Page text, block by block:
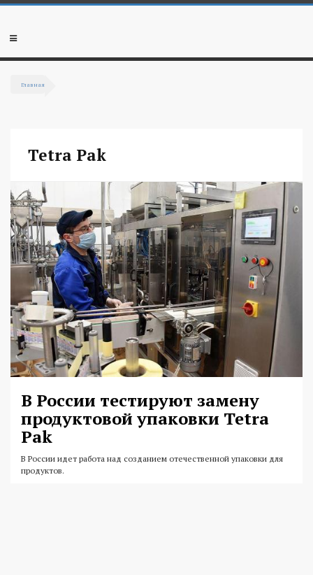
Перейти к основному содержанию
Мобильное
Главная
Tetra Pak
В России тестируют замену
продуктовой упаковки Tetra
Pak
В России идет работа над созданием отечественной упаковки для
продуктов.